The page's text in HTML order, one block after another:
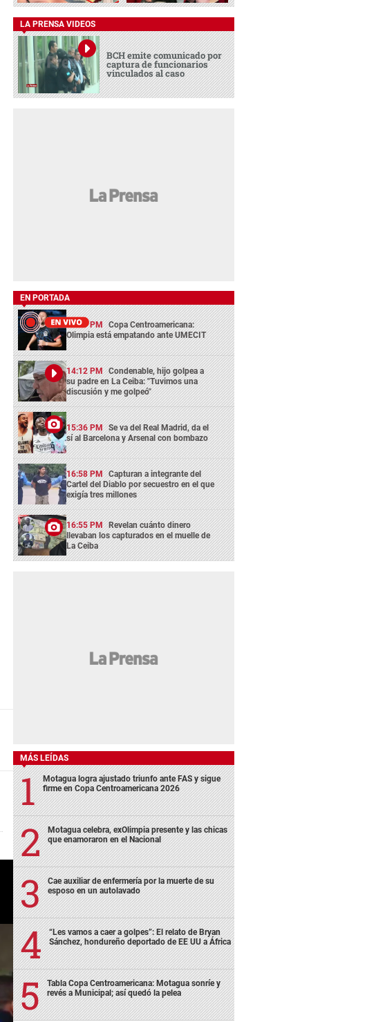
LA PRENSA VIDEOS
BCH emite comunicado por
captura de funcionarios
vinculados al caso
EN PORTADA
13:29 PM Copa Centroamericana:
Olimpia está empatando ante UMECIT
14:12 PM Condenable, hijo golpea a
su padre en La Ceiba: "Tuvimos una
discusión y me golpeó"
15:36 PM Se va del Real Madrid, da el
sí al Barcelona y Arsenal con bombazo
16:58 PM Capturan a integrante del
Cartel del Diablo por secuestro en el que
exigía tres millones
16:55 PM Revelan cuánto dinero
llevaban los capturados en el muelle de
La Ceiba
MÁS LEÍDAS
Motagua logra ajustado triunfo ante FAS y sigue
firme en Copa Centroamericana 2026
Motagua celebra, exOlimpia presente y las chicas
que enamoraron en el Nacional
Cae auxiliar de enfermería por la muerte de su
esposo en un autolavado
“Les vamos a caer a golpes”: El relato de Bryan
Sánchez, hondureño deportado de EE UU a África
Tabla Copa Centroamericana: Motagua sonríe y
revés a Municipal; así quedó la pelea